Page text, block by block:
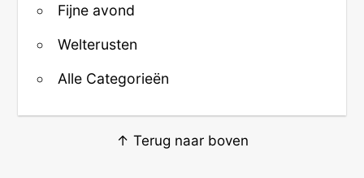
Fijne avond
Welterusten
Alle Categorieën
↑ Terug naar boven